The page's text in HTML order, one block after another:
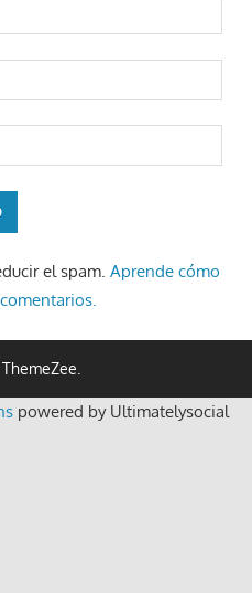
el spam. Aprende cómo
powered by Ultimatelysocial